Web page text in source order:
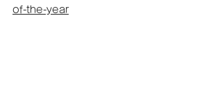
of-the-year